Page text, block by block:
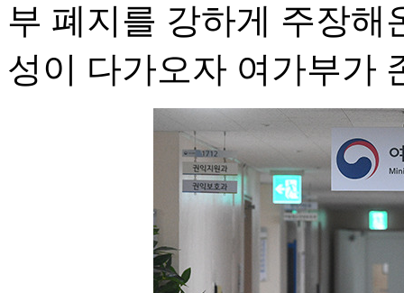
부 폐지를 강하게 주장해
성이 다가오자 여가부가